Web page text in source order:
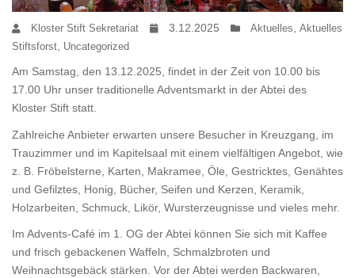
Kloster Stift Sekretariat 3.12.2025 Aktuelles Aktuelles
Stiftsforst Uncategorized
Am Samstag, den 13.12.2025, findet in der Zeit von 10.00 bis
17.00 Uhr unser traditionelle Adventsmarkt in der Abtei des
Kloster Stift statt.
Zahlreiche Anbieter erwarten unsere Besucher in Kreuzgang, im
Trauzimmer und im Kapitelsaal mit einem vielfältigen Angebot, wie
z. B. Fröbelsterne, Karten, Makramee, Öle, Gestricktes, Genähtes
und Gefilztes, Honig, Bücher, Seifen und Kerzen, Keramik,
Holzarbeiten, Schmuck, Likör, Wursterzeugnisse und vieles mehr.
Im Advents-Café im 1. OG der Abtei können Sie sich mit Kaffee
und frisch gebackenen Waffeln, Schmalzbroten und
Weihnachtsgebäck stärken. Vor der Abtei werden Backwaren,